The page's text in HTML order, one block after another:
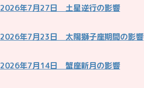
2026年7月27日 土星逆行の影響
2026年7月23日 太陽獅子座期間の影響
2026年7月14日 蟹座新月の影響